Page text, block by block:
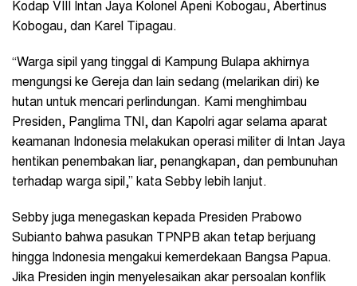
Kodap VIII Intan Jaya Kolonel Apeni Kobogau, Abertinus
Kobogau, dan Karel Tipagau.
“Warga sipil yang tinggal di Kampung Bulapa akhirnya
mengungsi ke Gereja dan lain sedang (melarikan diri) ke
hutan untuk mencari perlindungan. Kami menghimbau
Presiden, Panglima TNI, dan Kapolri agar selama aparat
keamanan Indonesia melakukan operasi militer di Intan Jaya
hentikan penembakan liar, penangkapan, dan pembunuhan
terhadap warga sipil,” kata Sebby lebih lanjut.
Sebby juga menegaskan kepada Presiden Prabowo
Subianto bahwa pasukan TPNPB akan tetap berjuang
hingga Indonesia mengakui kemerdekaan Bangsa Papua.
Jika Presiden ingin menyelesaikan akar persoalan konflik